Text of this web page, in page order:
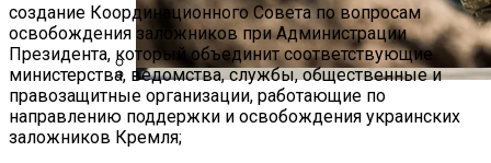
Международная Реакция На Тарифы
Трампа: Что Стоит На Кону
Кризис Безопасности На Гаити:
Ужасающая Реальность Безнадежной
Стало Известно, Сколько Бойцов ВСУ
Погибло С Прошлого Перемирия
создание Координационного Совета по вопросам
освобождения заложников при Администрации
Президента, который объединит соответствующие
министерства, ведомства, службы, общественные и
правозащитные организации, работающие по
направлению поддержки и освобождения украинских
заложников Кремля;